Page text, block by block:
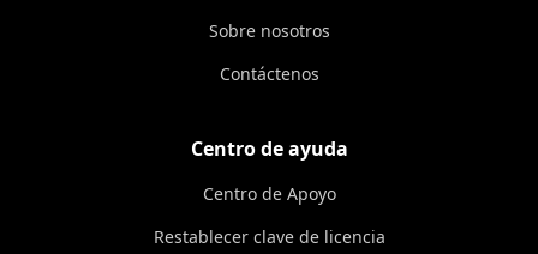
Sobre nosotros
Contáctenos
Centro de ayuda
Centro de Apoyo
Restablecer clave de licencia